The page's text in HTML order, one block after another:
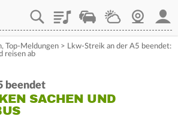
PlaylistStaupilotWetterWebcam
, Top-Meldungen > Lkw-Streik an der A5 beendet:
reisen ab
beendet
SACHEN UND